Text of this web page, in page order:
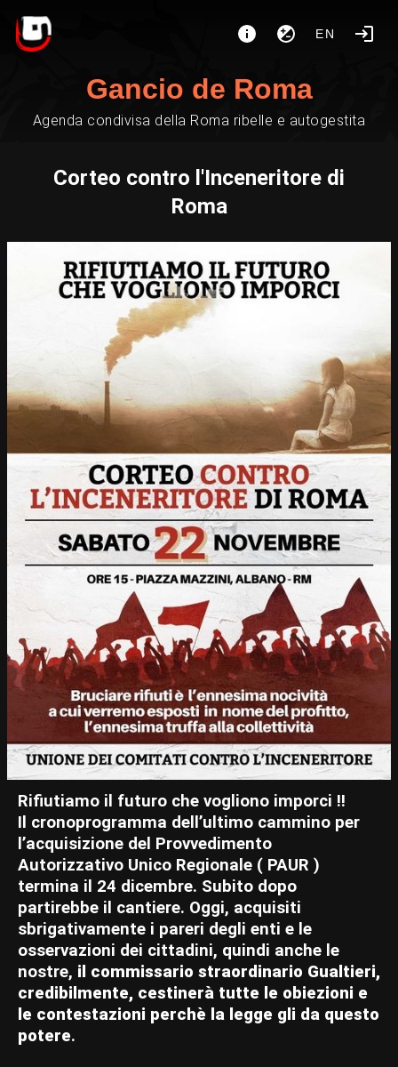
EN
Gancio de Roma
Agenda condivisa della Roma ribelle e autogestita
Corteo contro l'Inceneritore di
Roma
Rifiutiamo il futuro che vogliono imporci !!
Il cronoprogramma dell’ultimo cammino per
l’acquisizione del Provvedimento
Autorizzativo Unico Regionale ( PAUR )
termina il 24 dicembre. Subito dopo
partirebbe il cantiere. Oggi, acquisiti
sbrigativamente i pareri degli enti e le
osservazioni dei cittadini, quindi anche le
nostre, il commissario straordinario Gualtieri,
credibilmente, cestinerà tutte le obiezioni e
le contestazioni perchè la legge gli da questo
potere.